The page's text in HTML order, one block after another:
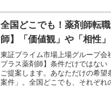
全国どこでも！薬剤師転
師】「価値観」や「相性
東証プライム市場上場グループ
プラス薬剤師】条件だけではな
ご提案します。あなただけの希望
案件」。全国どこでも、それぞれ